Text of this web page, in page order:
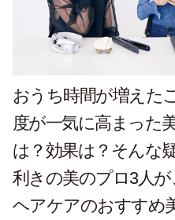
おうち時間が増えた
度が一気に高まった
は？効果は？そんな
利きの美のプロ3人が
ヘアケアのおすすめ